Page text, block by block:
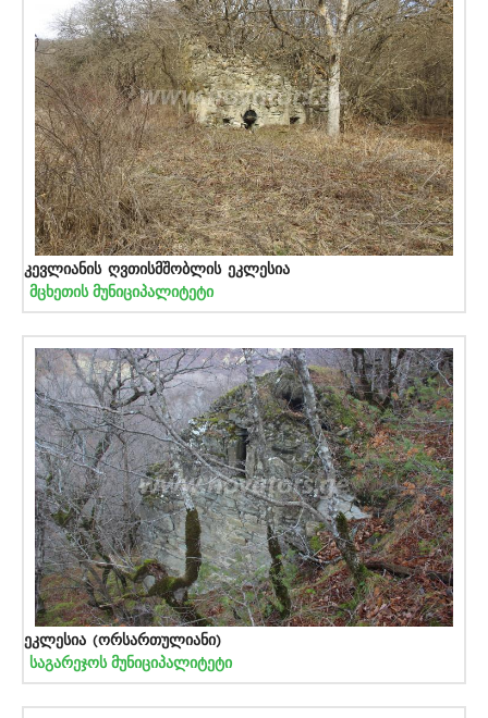
კევლიანის ღვთისმშობლის ეკლესია
მცხეთის მუნიციპალიტეტი
ეკლესია (ორსართულიანი)
საგარეჯოს მუნიციპალიტეტი